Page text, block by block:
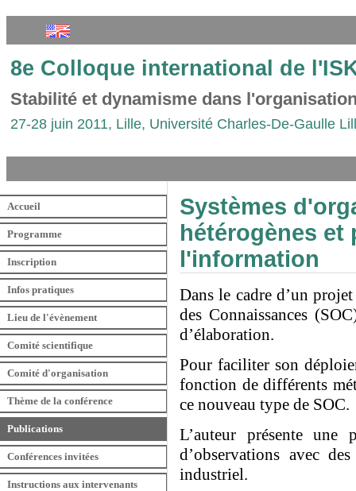
8e Colloque international de
Stabilité et dynamisme dans
27-28 juin 2011, Lille, Université Charles-De-Gaulle
Accueil
Programme
Inscription
Infos pratiques
Lieu de l'évènement
Comité scientifique
Comité d'organisation
Thème de la conférence
Publications
Conférences invitées
Instructions aux intervenants
Systèmes
hétérogènes et
l'information
Dans le cadre d’un
des Connaissances
d’élaboration.
Pour faciliter son
fonction de différents
ce nouveau type de SOC.
L’auteur présente
d’observations avec
industriel.